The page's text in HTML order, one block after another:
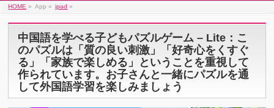
HOME » App » ipad »
中国語を学べる子どもパズルゲーム – Lite：こ
のパズルは「質の良い刺激」「好奇心をくすぐ
る」「家族で楽しめる」ということを重視して
作られています。お子さんと一緒にパズルを通
して外国語学習を楽しみましょう